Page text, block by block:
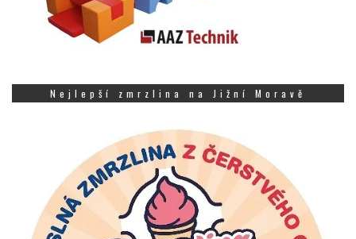
Nejlepší zmrzlina na Jižní Moravě